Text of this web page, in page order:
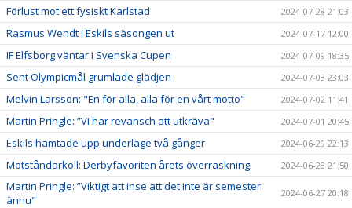
Förlust mot ett fysiskt Karlstad 2024-07-28 21:03
Rasmus Wendt i Eskils säsongen ut 2024-07-17 12:00
IF Elfsborg väntar i Svenska Cupen 2024-07-09 18:35
Sent Olympicmål grumlade glädjen 2024-07-03 23:03
Melvin Larsson: "En för alla, alla för en vårt motto" 2024-07-02 11:41
Martin Pringle: ”Vi har revansch att utkräva" 2024-07-01 20:45
Eskils hämtade upp underläge två gånger 2024-06-29 22:13
Motståndarkoll: Derbyfavoriten årets överraskning 2024-06-28 21:50
Martin Pringle: ”Viktigt att inse att det inte är semester
ännu"
2024-06-27 20:18